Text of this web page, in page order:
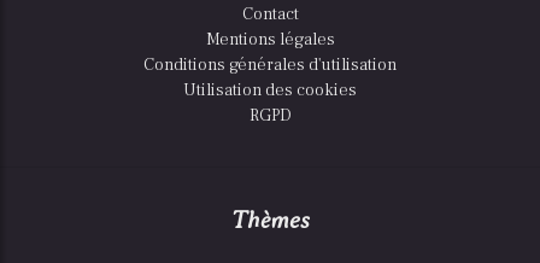
Contact
Mentions légales
Conditions générales d'utilisation
Utilisation des cookies
RGPD
Thèmes